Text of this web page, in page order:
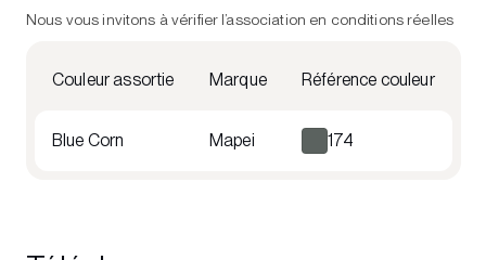
Nous vous invitons à vérifier l’association en conditions réelles
Couleur assortie Marque Référence couleur
Blue Corn Mapei 174